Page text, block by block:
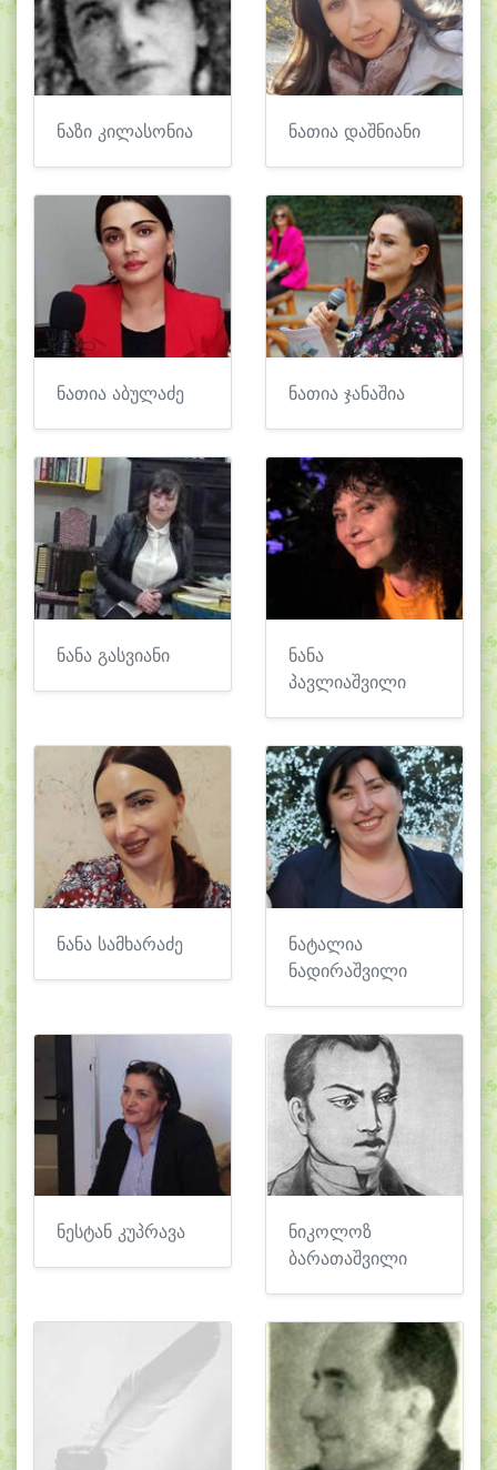
ნაზი კილასონია ნათია დაშნიანი
ნათია აბულაძე ნათია ჯანაშია
ნანა გასვიანი
ნანა
პავლიაშვილი
ნანა სამხარაძე
ნატალია
ნადირაშვილი
ნესტან კუპრავა
ნიკოლოზ
ბარათაშვილი